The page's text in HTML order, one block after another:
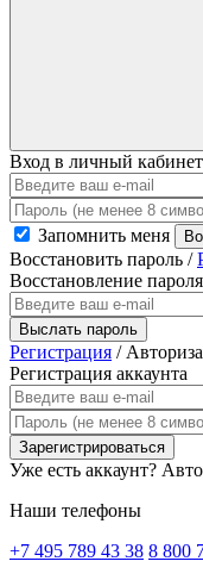
Вход в личный кабинет
Запомнить меня
Восстановить пароль /
Восстановление пароля
Выслать пароль
Регистрация /
Регистрация аккаунта
Зарегистрироваться
Уже есть аккаунт?
Наши телефоны
+7 495 789 43 38 8 800